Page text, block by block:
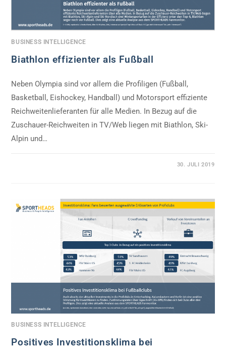
BUSINESS INTELLIGENCE
Biathlon effizienter als Fußball
Neben Olympia sind vor allem die Profiligen (Fußball,
Basketball, Eishockey, Handball) und Motorsport effiziente
Reichweitenlieferanten für alle Medien. In Bezug auf die
Zuschauer-Reichweiten in TV/Web liegen mit Biathlon, Ski-
Alpin und…
30. JULI 2019
BUSINESS INTELLIGENCE
Positives Investitionsklima bei